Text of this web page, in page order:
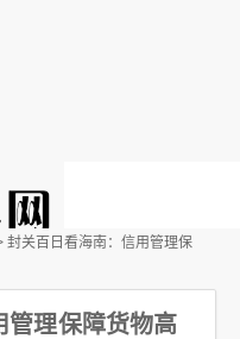
封关百日看海南：信用管理保
管理保障货物高